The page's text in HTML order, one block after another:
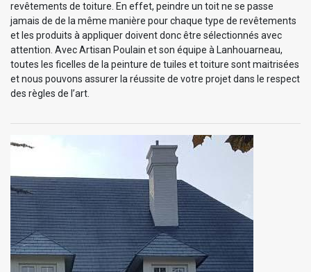
revêtements de toiture. En effet, peindre un toit ne se passe
jamais de de la même manière pour chaque type de revêtements
et les produits à appliquer doivent donc être sélectionnés avec
attention. Avec Artisan Poulain et son équipe à Lanhouarneau,
toutes les ficelles de la peinture de tuiles et toiture sont maitrisées
et nous pouvons assurer la réussite de votre projet dans le respect
des règles de l’art.